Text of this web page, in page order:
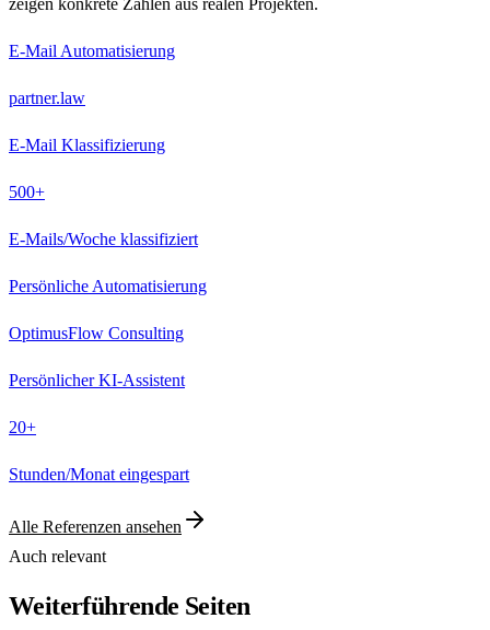
E-Mail Automatisierung
partner.law
E-Mail Klassifizierung
500+
E-Mails/Woche klassifiziert
Persönliche Automatisierung
OptimusFlow Consulting
Persönlicher KI-Assistent
20+
Stunden/Monat eingespart
Alle Referenzen ansehen
Auch relevant
Weiterführende Seiten